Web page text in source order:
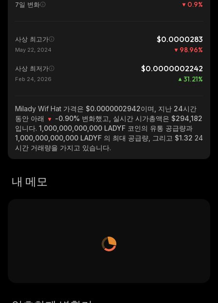
7일 변화 0.9%
사상 최고가 $0.0000283
May 22, 2024 98.96%
사상 최저가 $0.0000002242
Feb 24, 2026 31.21%
Milady Wif Hat 가격은 $0.0000002942이며, 지난 24시간
동안 아래
-0.90% 변화했고, 실시간 시가총액은 $294,182
입니다. 1,000,000,000,000 LADYF 코인의 유통 공급량과
1,000,000,000,000 LADYF 의 최대 공급량, 그리고 $1.32 24
시간 거래량을 가지고 있습니다.
내 메모